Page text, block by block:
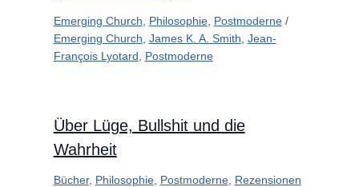
Emerging Church Philosophie, Postmoderne/
Emerging Church James K. A. Smith Jean-
François Lyotard
Postmoderne
Über Lüge, Bullshit und die
Wahrheit
Bücher, Philosophie, Postmoderne, Rezensionen